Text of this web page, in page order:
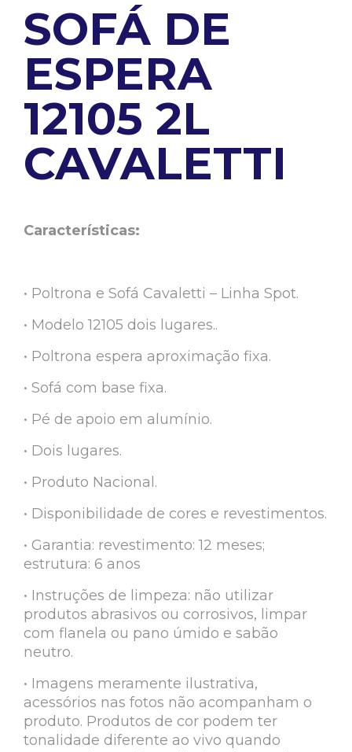
SOFÁ DE
ESPERA
12105 2L
CAVALETTI
Características:
• Poltrona e Sofá Cavaletti – Linha Spot.
• Modelo 12105 dois lugares..
• Poltrona espera aproximação fixa.
• Sofá com base fixa.
• Pé de apoio em alumínio.
• Dois lugares.
• Produto Nacional.
• Disponibilidade de cores e revestimentos.
• Garantia: revestimento: 12 meses;
estrutura: 6 anos
• Instruções de limpeza: não utilizar
produtos abrasivos ou corrosivos, limpar
com flanela ou pano úmido e sabão
neutro.
• Imagens meramente ilustrativa,
acessórios nas fotos não acompanham o
produto. Produtos de cor podem ter
tonalidade diferente ao vivo quando